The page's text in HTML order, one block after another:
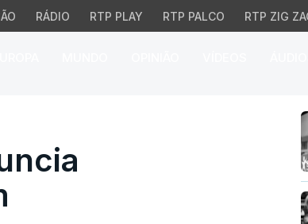
RÁDIO RTP PLAY RTP PALCO RTP ZIG
candidatura a